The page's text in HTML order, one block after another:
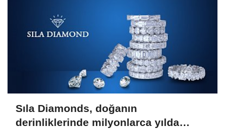
Sıla Diamonds, doğanın
derinliklerinde milyonlarca yılda